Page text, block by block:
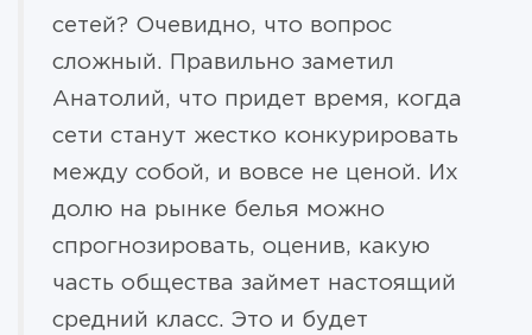
сетей? Очевидно, что вопрос
сложный. Правильно заметил
Анатолий, что придет время, когда
сети станут жестко конкурировать
между собой, и вовсе не ценой. Их
долю на рынке белья можно
спрогнозировать, оценив, какую
часть общества займет настоящий
средний класс. Это и будет